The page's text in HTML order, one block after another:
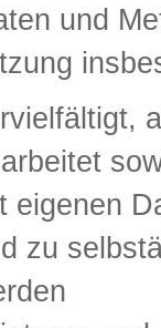
und
eigenen
zu